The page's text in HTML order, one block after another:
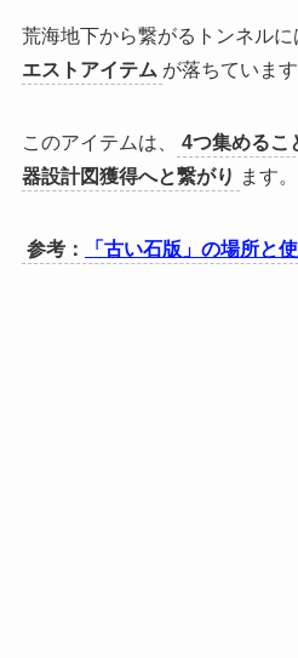
荒海地下から繋がるトンネルに
エストアイテム が落ちています
このアイテムは、
4つ集めるこ
器設計図獲得へと繋がり ます。
参考： 「古い石版」の場所と